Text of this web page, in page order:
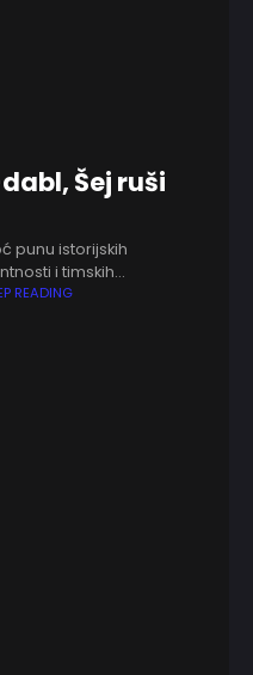
Šej ruši
punu istorijskih
i timskih
ponovo su se
READING